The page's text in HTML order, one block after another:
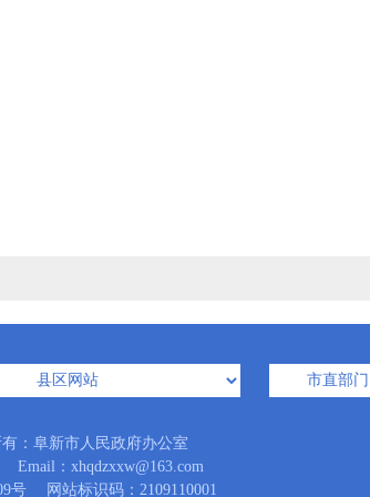
：阜新市人民政府办公室
：xhqdzxxw@163.com
号 网站标识码：2109110001